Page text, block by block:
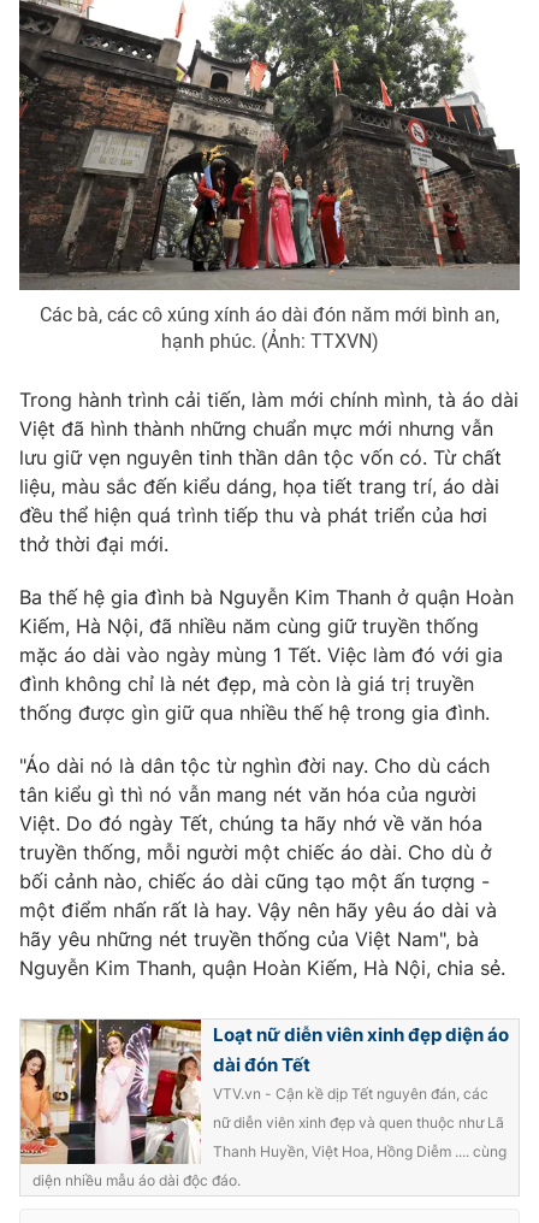
Tư vấn
Chuyên mục khác
Emagazine Podcast
Photo Infographic
Video Shorts video
VTV Money VTV Thể thao
VTV Sức khoẻ Bất động sản
Thị trường 24h Tấm lòng Việt
VTV4 Vươn mình bằng AI
VTV9 VTV8
Liên hệ tòa soạn English
THỜI BÁO VTV
Theo dõi báo trên
Cơ quan chủ quản:
Đài Truyền hình Việt Nam
Cơ quan báo chí:Thời báo VTV
Giấy phép hoạt động báo in và báo điện tử số 483/GP-BTTTT
cấp ngày 29/12/2023
Tổng Biên tập:Vũ Thanh Thủy
Phó Tổng Biên tập:Nguyễn Thị Mỹ Hạnh, Phạm Quốc Thắng,
Nguyễn Trọng Ninh
Tổng đài VTV:024.38 355 931 - 024.38 355 932
Các bà, các cô xúng xính áo dài đón năm mới bình an,
hạnh phúc. (Ảnh: TTXVN)
Trong hành trình cải tiến, làm mới chính mình, tà áo dài
Việt đã hình thành những chuẩn mực mới nhưng vẫn
lưu giữ vẹn nguyên tinh thần dân tộc vốn có. Từ chất
liệu, màu sắc đến kiểu dáng, họa tiết trang trí, áo dài
đều thể hiện quá trình tiếp thu và phát triển của hơi
thở thời đại mới.
Ba thế hệ gia đình bà Nguyễn Kim Thanh ở quận Hoàn
Kiếm, Hà Nội, đã nhiều năm cùng giữ truyền thống
mặc áo dài vào ngày mùng 1 Tết. Việc làm đó với gia
đình không chỉ là nét đẹp, mà còn là giá trị truyền
thống được gìn giữ qua nhiều thế hệ trong gia đình.
"Áo dài nó là dân tộc từ nghìn đời nay. Cho dù cách
tân kiểu gì thì nó vẫn mang nét văn hóa của người
Việt. Do đó ngày Tết, chúng ta hãy nhớ về văn hóa
truyền thống, mỗi người một chiếc áo dài. Cho dù ở
bối cảnh nào, chiếc áo dài cũng tạo một ấn tượng -
một điểm nhấn rất là hay. Vậy nên hãy yêu áo dài và
hãy yêu những nét truyền thống của Việt Nam", bà
Nguyễn Kim Thanh, quận Hoàn Kiếm, Hà Nội, chia sẻ.
Loạt nữ diễn viên xinh đẹp diện áo
dài đón Tết
VTV.vn - Cận kề dịp Tết nguyên đán, các
nữ diễn viên xinh đẹp và quen thuộc như Lã
Thanh Huyền, Việt Hoa, Hồng Diễm .... cùng
diện nhiều mẫu áo dài độc đáo.